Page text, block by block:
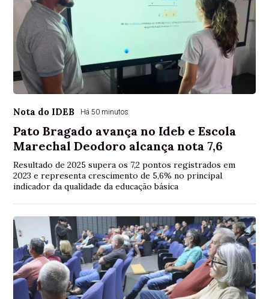
Nota do IDEB Há 50 minutos
Pato Bragado avança no Ideb e Escola
Marechal Deodoro alcança nota 7,6
Resultado de 2025 supera os 7,2 pontos registrados em
2023 e representa crescimento de 5,6% no principal
indicador da qualidade da educação básica